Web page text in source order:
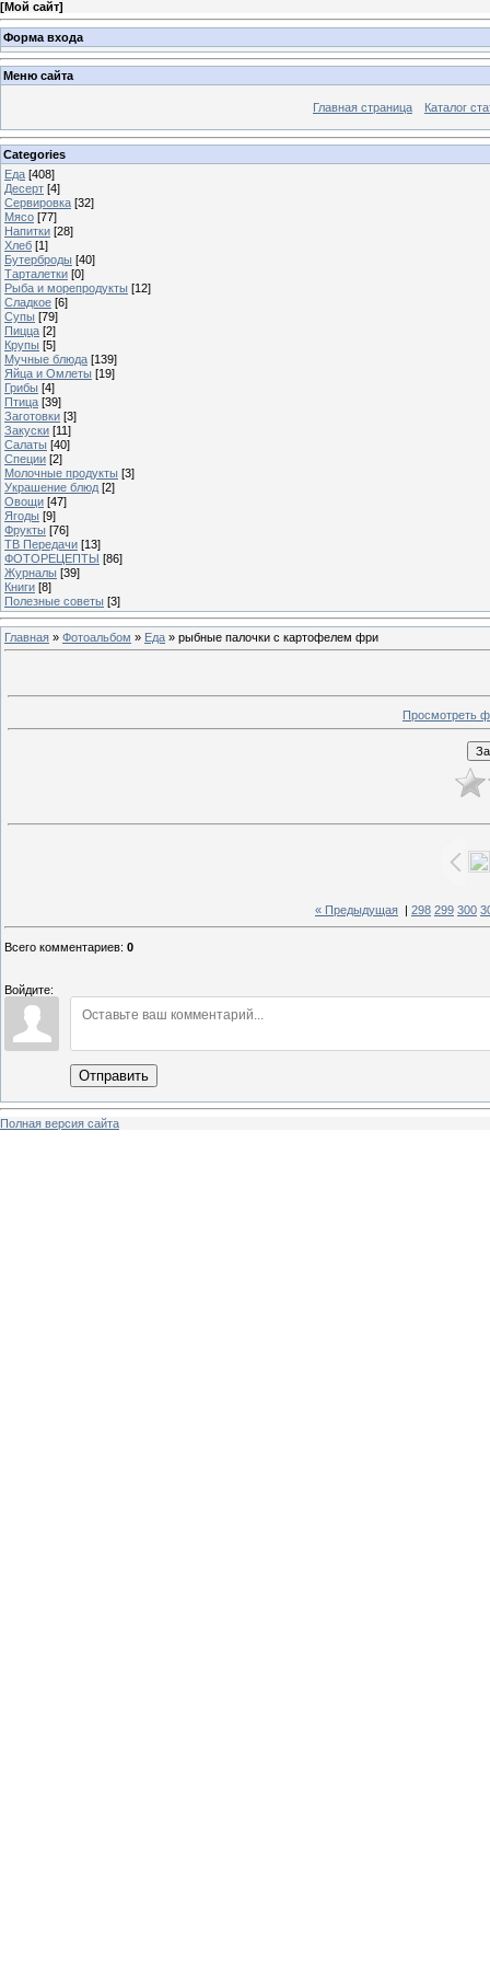
[Мой сайт]
Форма входа
Меню сайта
Главная страница Каталог
Categories
Еда [408]
Десерт [4]
Сервировка [32]
Мясо [77]
Напитки [28]
Хлеб [1]
Бутерброды [40]
Тарталетки [0]
Рыба и морепродукты [12]
Сладкое [6]
Супы [79]
Пицца [2]
Крупы [5]
Мучные блюда [139]
Яйца и Омлеты [19]
Грибы [4]
Птица [39]
Заготовки [3]
Закуски [11]
Салаты [40]
Специи [2]
Молочные продукты [3]
Украшение блюд [2]
Овощи [47]
Ягоды [9]
Фрукты [76]
ТВ Передачи [13]
ФОТОРЕЦЕПТЫ [86]
Журналы [39]
Книги [8]
Полезные советы [3]
Главная » Фотоальбом » Еда » рыбные палочки с картофелем фри
Просмотреть
« Предыдущая 298 299 300
Всего комментариев: 0
Войдите:
Отправить
Полная версия сайта